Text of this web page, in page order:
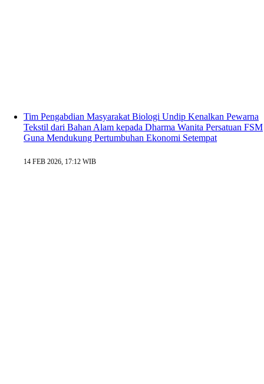
Tim Pengabdian Masyarakat Biologi Undip Kenalkan Pewarna
Tekstil dari Bahan Alam kepada Dharma Wanita Persatuan FSM
Guna Mendukung Pertumbuhan Ekonomi Setempat
14 FEB 2026, 17:12 WIB